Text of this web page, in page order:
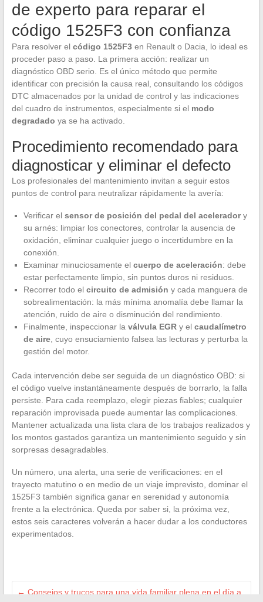
de experto para reparar el
código 1525F3 con confianza
Para resolver el código 1525F3en Renault o Dacia, lo ideal es
proceder paso a paso. La primera acción: realizar un
diagnóstico OBD serio. Es el único método que permite
identificar con precisión la causa real, consultando los códigos
DTC almacenados por la unidad de control y las indicaciones
del cuadro de instrumentos, especialmente si el modo
degradado ya se ha activado.
Procedimiento recomendado para
diagnosticar y eliminar el defecto
Los profesionales del mantenimiento invitan a seguir estos
puntos de control para neutralizar rápidamente la avería:
Verificar el sensor de posición del pedal del aceleradory
su arnés: limpiar los conectores, controlar la ausencia de
oxidación, eliminar cualquier juego o incertidumbre en la
conexión.
Examinar minuciosamente el cuerpo de aceleración: debe
estar perfectamente limpio, sin puntos duros ni residuos.
Recorrer todo el circuito de admisión y cada manguera de
sobrealimentación: la más mínima anomalía debe llamar la
atención, ruido de aire o disminución del rendimiento.
Finalmente, inspeccionar la válvula EGRy el caudalímetro
de aire, cuyo ensuciamiento falsea las lecturas y perturba la
gestión del motor.
Cada intervención debe ser seguida de un diagnóstico OBD: si
el código vuelve instantáneamente después de borrarlo, la falla
persiste. Para cada reemplazo, elegir piezas fiables; cualquier
reparación improvisada puede aumentar las complicaciones.
Mantener actualizada una lista clara de los trabajos realizados y
los montos gastados garantiza un mantenimiento seguido y sin
sorpresas desagradables.
Un número, una alerta, una serie de verificaciones: en el
trayecto matutino o en medio de un viaje imprevisto, dominar el
1525F3 también significa ganar en serenidad y autonomía
frente a la electrónica. Queda por saber si, la próxima vez,
estos seis caracteres volverán a hacer dudar a los conductores
experimentados.
← Consejos y trucos para una vida familiar plena en el día a